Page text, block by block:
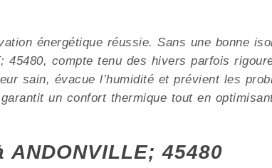
énergétique réussie. Sans une bonne
45480, compte tenu des hivers parfois
sain, évacue l’humidité et prévient les
un confort thermique tout en
45480